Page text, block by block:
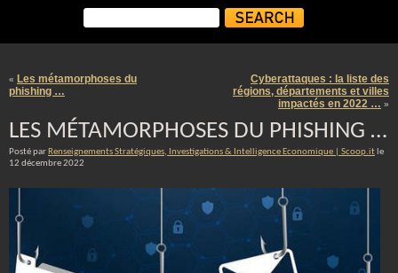
« Les métamorphoses du
phishing …
Cyberattaques : la liste des
régions, départements et villes
impactés en 2022 … »
LES MÉTAMORPHOSES DU PHISHING …
Posté par Renseignements Stratégiques, Investigations & Intelligence Economique | Scoop.it le
12 décembre 2022